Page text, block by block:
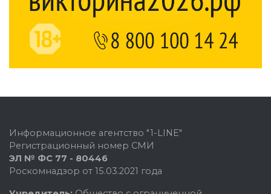
Информационное агентство "1-LINE"
Регистрационный номер СМИ
ЭЛ № ФС 77 - 80446
Роскомнадзор от 15.03.2021 года